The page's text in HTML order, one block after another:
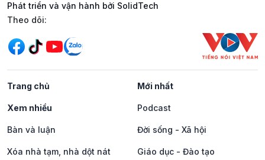
Phát triển và vận hành bởi SolidTech
Mạng xã hội
Theo dõi:
Trang chủ Mới nhất
Xem nhiều Podcast
Bàn và luận Đời sống - Xã hội
Xóa nhà tạm, nhà dột nát Giáo dục - Đào tạo